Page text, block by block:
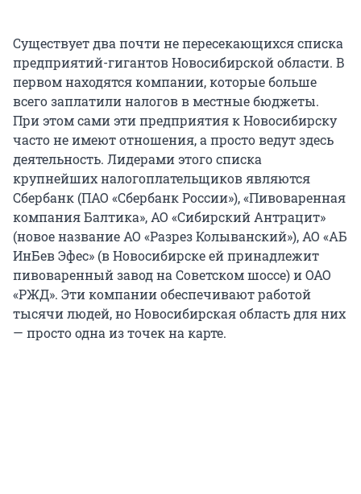
Существует два почти не пересекающихся списка
предприятий-гигантов Новосибирской области. В
первом находятся компании, которые больше
всего заплатили налогов в местные бюджеты.
При этом сами эти предприятия к Новосибирску
часто не имеют отношения, а просто ведут здесь
деятельность. Лидерами этого списка
крупнейших налогоплательщиков являются
Сбербанк (ПАО «Сбербанк России»), «Пивоваренная
компания Балтика», АО «Сибирский Антрацит»
(новое название АО «Разрез Колыванский»), АО «АБ
ИнБев Эфес» (в Новосибирске ей принадлежит
пивоваренный завод на Советском шоссе) и ОАО
«РЖД». Эти компании обеспечивают работой
тысячи людей, но Новосибирская область для них
— просто одна из точек на карте.